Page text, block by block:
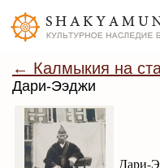
← Калмыкия на
Дари-Ээджи
Дари-